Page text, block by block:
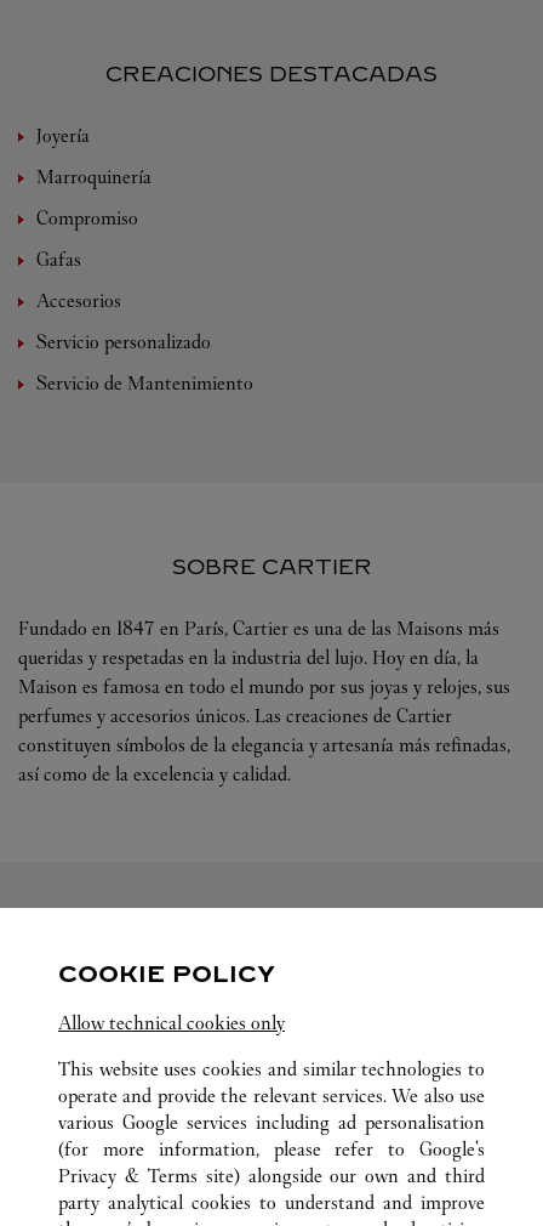
CREACIONES DESTACADAS
Joyería
Marroquinería
Compromiso
Gafas
Accesorios
Servicio personalizado
Servicio de Mantenimiento
SOBRE CARTIER
Fundado en 1847 en París, Cartier es una de las Maisons más
queridas y respetadas en la industria del lujo. Hoy en día, la
Maison es famosa en todo el mundo por sus joyas y relojes, sus
perfumes y accesorios únicos. Las creaciones de Cartier
constituyen símbolos de la elegancia y artesanía más refinadas,
así como de la excelencia y calidad.
Visit us on Instagram
Link Opens in New TabVisit us on Tumblr
Link Opens in New TabVisit us on Youtube
Link Opens in New
TODAS LAS UBICACIONES DE CARTIER JAPÓN
宮城県
COOKIE POLICY
Allow technical cookies only
This website uses cookies and similar technologies to
operate and provide the relevant services. We also use
various Google services including ad personalisation
(for more information, please refer to Google's
Privacy & Terms site) alongside our own and third
party analytical cookies to understand and improve